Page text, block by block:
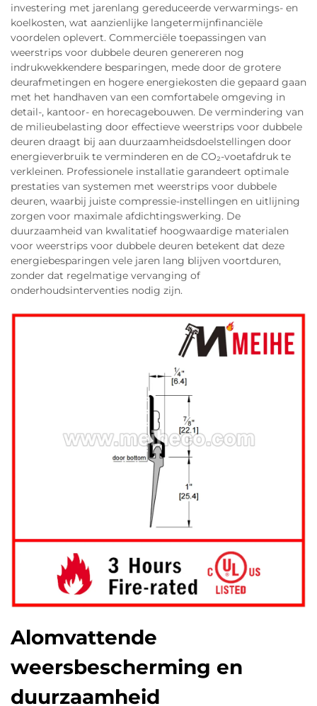
investering met jarenlang gereduceerde verwarmings- en
koelkosten, wat aanzienlijke langetermijnfinanciële
voordelen oplevert. Commerciële toepassingen van
weerstrips voor dubbele deuren genereren nog
indrukwekkendere besparingen, mede door de grotere
deurafmetingen en hogere energiekosten die gepaard gaan
met het handhaven van een comfortabele omgeving in
detail-, kantoor- en horecagebouwen. De vermindering van
de milieubelasting door effectieve weerstrips voor dubbele
deuren draagt bij aan duurzaamheidsdoelstellingen door
energieverbruik te verminderen en de CO₂-voetafdruk te
verkleinen. Professionele installatie garandeert optimale
prestaties van systemen met weerstrips voor dubbele
deuren, waarbij juiste compressie-instellingen en uitlijning
zorgen voor maximale afdichtingswerking. De
duurzaamheid van kwalitatief hoogwaardige materialen
voor weerstrips voor dubbele deuren betekent dat deze
energiebesparingen vele jaren lang blijven voortduren,
zonder dat regelmatige vervanging of
onderhoudsinterventies nodig zijn.
Alomvattende
weersbescherming en
duurzaamheid